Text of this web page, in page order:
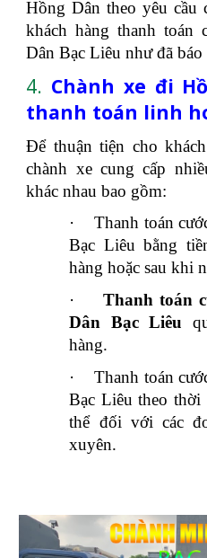
Hồng Dân theo yêu cầu
khách hàng thanh toán
Dân Bạc Liêu như đã báo
4. Chành xe đi
thanh toán linh
Để thuận tiện cho
chành xe cung cấp
khác nhau bao gồm:
·
Thanh toán
Bạc Liêu bằng
hàng hoặc sau khi
·
Thanh toán
Dân Bạc Liêu
hàng.
·
Thanh toán
Bạc Liêu theo
thể đối với các
xuyên.